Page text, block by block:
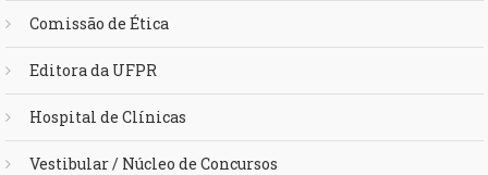
Comissão de Ética
Editora da UFPR
Hospital de Clínicas
Vestibular / Núcleo de Concursos